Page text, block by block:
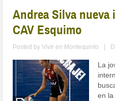
Andrea Silva
CAV Esquimo
Posted byVivir en Montequinto
La
en